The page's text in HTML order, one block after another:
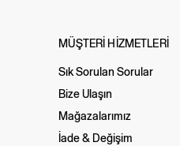
MÜŞTERİ HİZMETLERİ
Sık Sorulan Sorular
Bize Ulaşın
Mağazalarımız
İade & Değişim